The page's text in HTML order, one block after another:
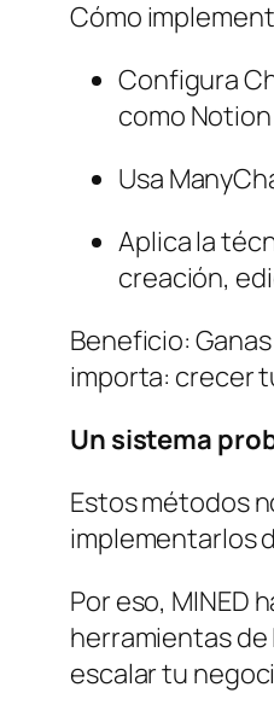
Cómo
Configura
como
Usa
Aplica la
creación,
Beneficio:
importa: crecer
Un sistema
Estos métodos
implementarlos
Por eso, MINED
herramientas
escalar tu